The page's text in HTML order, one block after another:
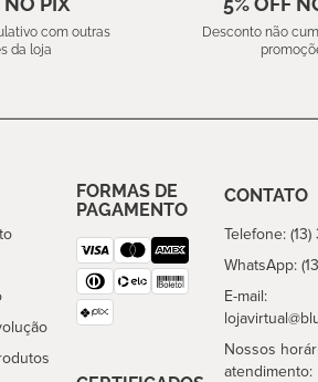
com outras
da loja
Desconto não
FORMAS DE
PAGAMENTO
CONTATO
Telefone: (13)
WhatsApp:
E-mail:
Nossos
atendimento: